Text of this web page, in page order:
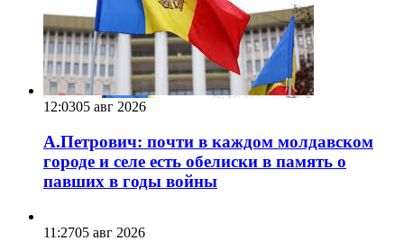
12:0305 авг 2026
А.Петрович: почти в каждом молдавском
городе и селе есть обелиски в память о
павших в годы войны
11:2705 авг 2026